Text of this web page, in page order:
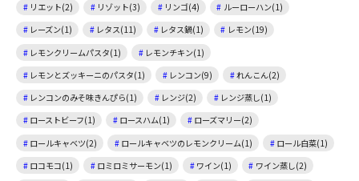
リエット(2)
リゾット(3) リンゴ(4)
ルーローハン(1)
レーズン(1)
レタス(11) レタス鍋(1)
レモン(19)
レモンクリームパスタ(1)
レモンチキン(1)
レモンとズッキーニのパスタ(1)
レンコン(9)
れんこん(2)
レンコンのみそ味きんぴら(1)
レンジ(2)
レンジ蒸し(1)
ローストビーフ(1)
ロースハム(1)
ローズマリー(2)
ロールキャベツ(2)
ロールキャベツのレモンクリーム(1)
ロール白菜(1)
ロコモコ(1)
ロミロミサーモン(1) ワイン(1)
ワイン蒸し(2)